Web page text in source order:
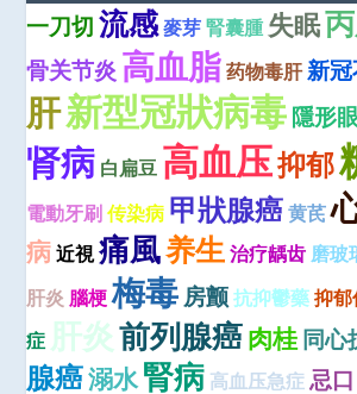
一刀切 流感 麥芽 腎囊腫 失眠
骨关节炎 高血脂 药物毒肝新
肝新型冠狀病毒隱形
肾病 白扁豆 高血压抑郁
電動牙刷 传染病 甲狀腺癌 黄芪
病 近視痛風养生 治疗龋齿 磨玻
肝炎 腦梗 梅毒房颤 抗抑鬱藥 抑
症 肝炎前列腺癌肉桂同心
腺癌溺水腎病 高血压急症 忌口